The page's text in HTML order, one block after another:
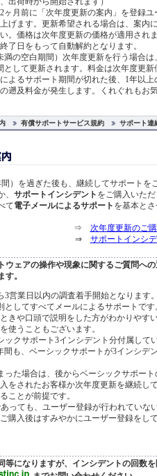
ヶ月前に「次年度更新の案内」を登録
げます。更新希望される場合は、案内
。価格は次年度更新の価格が適用され
了日をもって自動解約となります。
満の空白期間）次年度更新を行う場合
として更新されます。料金は次年度更
よるサポート期間が切れた後、1年以
遡及料金が発生します。くれぐれもお
有償サポートサービス規約 サポート連
）を過ぎた後も、継続してサポートを
サポートインシデント をご購入いた
て電子メールによるサポート を基本と
⇒
次年度更新のご
⇒ サポートインシ
ウェアの操作や現象に関するご質問へ
。
3営業日以内の調査着手開始となります
としてすべてメールによるサポートです
きや口頭で説明をした方がわかりやす
使うこともございます。
ックサポート3インシデント分付属して
間も、ベーシックサポートが3インシデ
った場合は、後からベーシックサポート
をされたお客様か次年度更新を継続し
ことが前提です。
っても、ユーザー登録が行われていな
購入後はすみやかにユーザー登録をし
等になりますが、インシデントの回数